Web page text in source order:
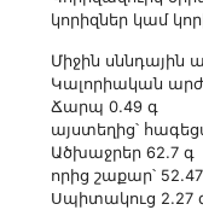
կորիզներ կամ
Միջին սննդային
Կալորիական
Ճարպ 0.49 գ
այստեղից՝
Ածխաջրեր 62.7 գ
որից շաքար՝
Սպիտակուց 2.27